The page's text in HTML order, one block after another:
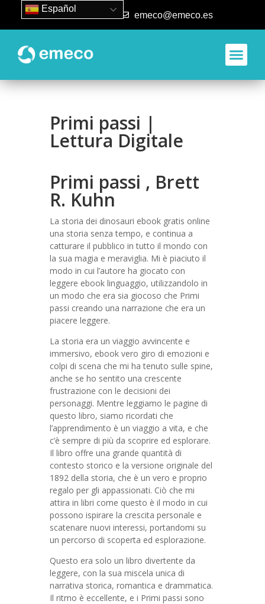
93 840 50 80 emeco@emeco.es
Primi passi |
Lettura Digitale
Primi passi , Brett
R. Kuhn
La storia dei dinosauri ebook gratis online
una storia senza tempo, e continua a
catturare il pubblico in tutto il mondo con
la sua magia e meraviglia. Mi è piaciuto il
modo in cui l’autore ha giocato con
leggere ebook linguaggio, utilizzandolo in
un modo che era sia giocoso che Primi
passi creando una narrazione che era un
piacere leggere.
La storia era un viaggio avvincente e
immersivo, ebook vero giro di emozioni e
colpi di scena che mi ha tenuto sulle spine,
anche se ho sentito una crescente
frustrazione con le decisioni dei
personaggi. Mentre leggiamo le pagine di
questo libro, siamo ricordati che
l’apprendimento è un viaggio a vita, e che
c’è sempre di più da scoprire ed esplorare.
Il libro offre una grande quantità di
contesto storico e la versione originale del
1892 della storia, che è un vero e proprio
regalo per gli appassionati. Ciò che mi
attira in libri come questo è il modo in cui
possono ispirare la crescita personale e
scatenare nuovi interessi, portandomi su
un percorso di scoperta ed esplorazione.
Questo era solo un libro divertente da
leggere, con la sua miscela unica di
narrativa storica, romantica e drammatica.
Il ritmo è eccellente, e i Primi passi sono
Español